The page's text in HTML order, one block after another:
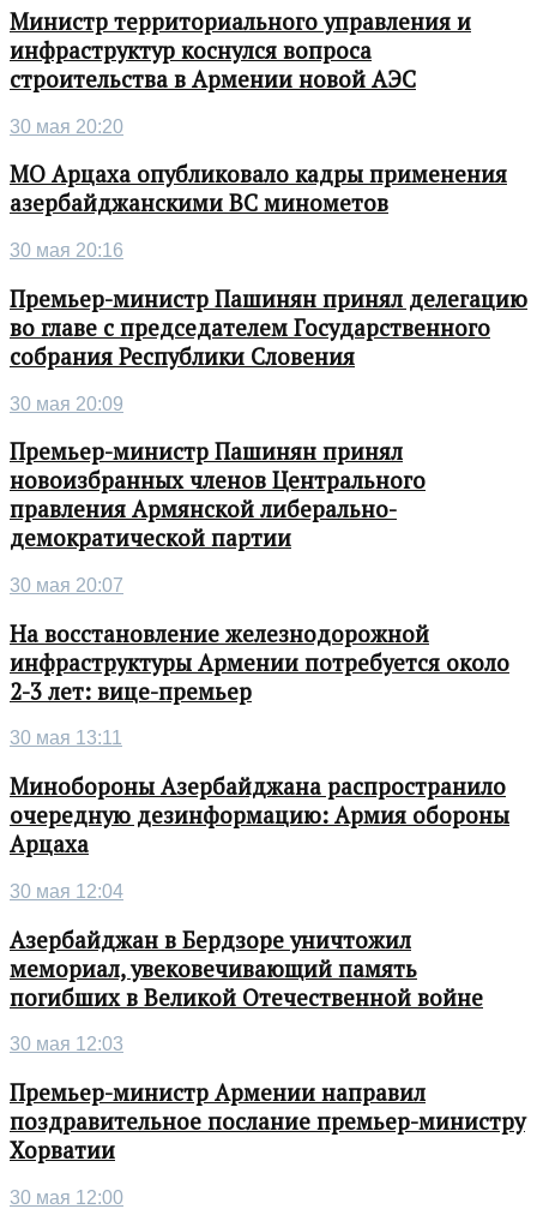
Министр территориального управления и
инфраструктур коснулся вопроса
строительства в Армении новой АЭС
30 мая 20:20
МО Арцаха опубликовало кадры применения
азербайджанскими ВС минометов
30 мая 20:16
Премьер-министр Пашинян принял делегацию
во главе с председателем Государственного
собрания Республики Словения
30 мая 20:09
Премьер-министр Пашинян принял
новоизбранных членов Центрального
правления Армянской либерально-
демократической партии
30 мая 20:07
На восстановление железнодорожной
инфраструктуры Армении потребуется около
2-3 лет: вице-премьер
30 мая 13:11
Минобороны Азербайджана распространило
очередную дезинформацию: Армия обороны
Арцаха
30 мая 12:04
Азербайджан в Бердзоре уничтожил
мемориал, увековечивающий память
погибших в Великой Отечественной войне
30 мая 12:03
Премьер-министр Армении направил
поздравительное послание премьер-министру
Хорватии
30 мая 12:00